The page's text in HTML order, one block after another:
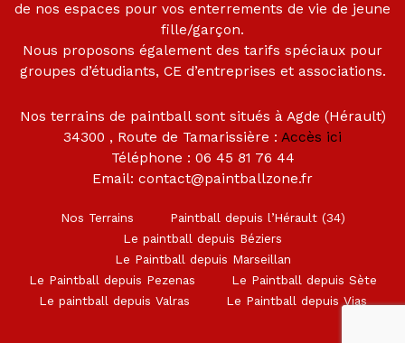
de nos espaces pour vos enterrements de vie de jeune
fille/garçon.
Nous proposons également des tarifs spéciaux pour
groupes d’étudiants, CE d’entreprises et associations.
Nos terrains de paintball sont situés à Agde (Hérault)
34300 , Route de Tamarissière : Accès ici
Téléphone : 06 45 81 76 44
Email: contact@paintballzone.fr
Nos Terrains
Paintball depuis l’Hérault (34)
Le paintball depuis Béziers
Le Paintball depuis Marseillan
Le Paintball depuis Pezenas
Le Paintball depuis Sète
Le paintball depuis Valras
Le Paintball depuis Vias